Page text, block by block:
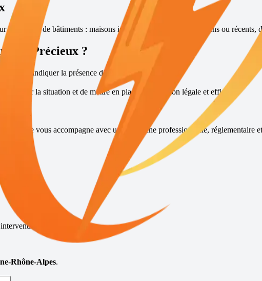
tous types de bâtiments : maisons individuelles, bâtiments anciens ou récents,
à Précieux ?
indiquer la présence d’une fouine.
la situation et de mettre en place une solution légale et efficace.
Nuisible vous accompagne avec une approche professionnelle, réglementaire
rapide.
Rhône-Alpes.